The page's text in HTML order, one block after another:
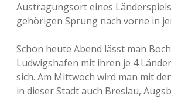
Austragungsort eines
gehörigen Sprung nach vorne in
Schon heute Abend lässt man
Ludwigshafen mit ihren je 4
sich. Am Mittwoch wird man mit
in dieser Stadt auch Breslau,